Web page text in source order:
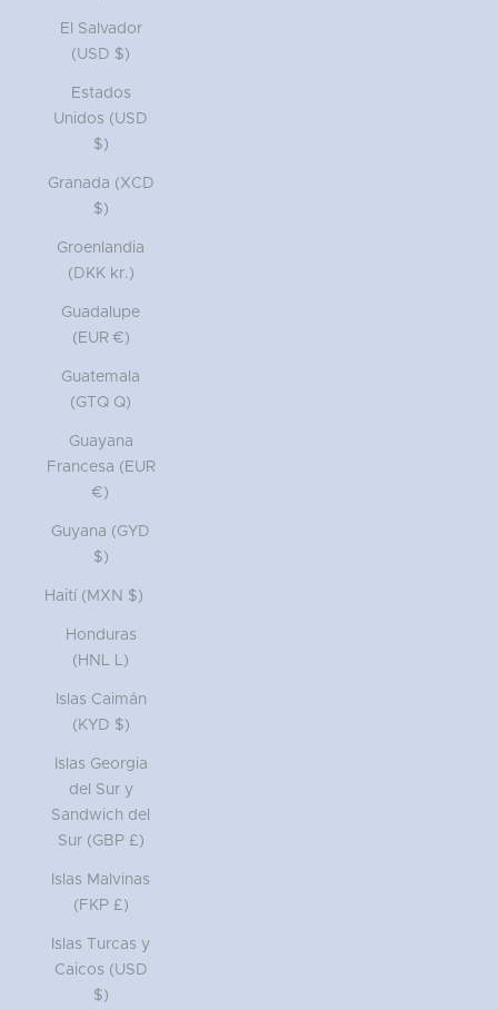
El Salvador
(USD $)
Estados
Unidos (USD
$)
Granada (XCD
$)
Groenlandia
(DKK kr.)
Guadalupe
(EUR €)
Guatemala
(GTQ Q)
Guayana
Francesa (EUR
€)
Guyana (GYD
$)
Haití (MXN $)
Honduras
(HNL L)
Islas Caimán
(KYD $)
Islas Georgia
del Sur y
Sandwich del
Sur (GBP £)
Islas Malvinas
(FKP £)
Islas Turcas y
Caicos (USD
$)